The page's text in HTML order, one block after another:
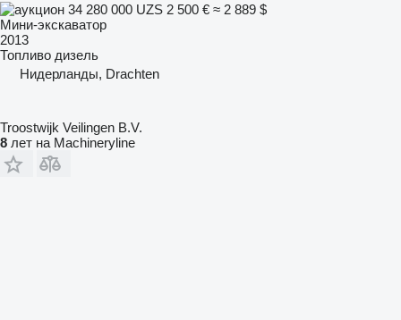
34 280 000 UZS 2 500 € ≈ 2 889 $
Мини-экскаватор
2013
Топливо дизель
Нидерланды, Drachten
Troostwijk Veilingen B.V.
8 лет на Machineryline